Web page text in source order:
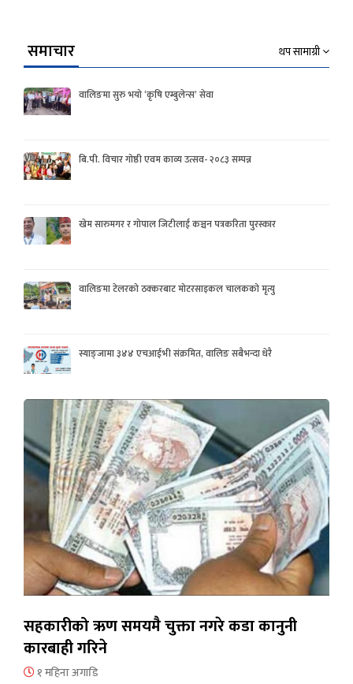
समाचार थप सामाग्री
वालिङमा सुरु भयो ‘कृषि एम्बुलेन्स’ सेवा
बि.पी. विचार गोष्ठी एवम काव्य उत्सव- २०८३ सम्पन्न
खेम सारुमगर र गोपाल जिटीलाई कञ्चन पत्रकरिता पुरस्कार
वालिङमा टेलरको ठक्करबाट मोटरसाइकल चालकको मृत्यु
स्याङ्जामा ३४४ एचआईभी संक्रमित, वालिङ सबैभन्दा धेरै
सहकारीको ऋण समयमै चुक्ता नगरे कडा कानुनी
कारबाही गरिने
१ महिना अगाडि